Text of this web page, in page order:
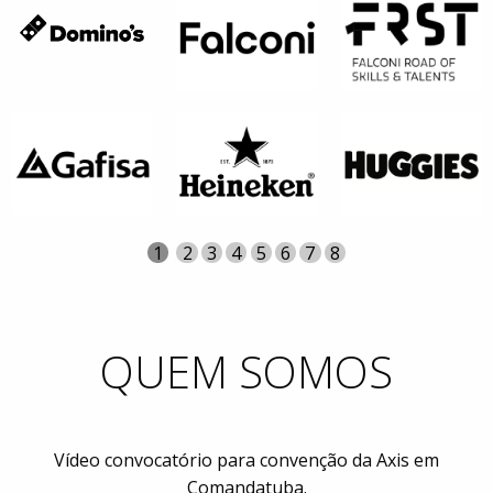
Página
Atual
1 Página
2 Página
3 Página
4 Página
5 Página
6 Página
7 Página
8
QUEM SOMOS
Vídeo convocatório para convenção da Axis em
Comandatuba.